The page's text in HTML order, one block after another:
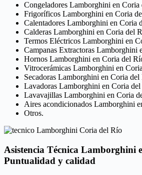
Congeladores Lamborghini en Coria
Frigoríficos Lamborghini en Coria
Calentadores Lamborghini en Coria
Calderas Lamborghini en Coria del
Termos Eléctricos Lamborghini en
Campanas Extractoras Lamborghini
Hornos Lamborghini en Coria del
Vitrocerámicas Lamborghini en
Secadoras Lamborghini en Coria del
Lavadoras Lamborghini en Coria
Lavavajillas Lamborghini en Coria
Aires acondicionados Lamborghini
Otros.
Asistencia Técnica Lamborghini
Puntualidad y calidad